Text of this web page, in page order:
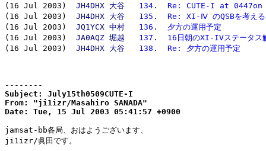
(16 Jul 2003) JH4DHX 大谷
134.  Re: CUTE-I at
(16 Jul 2003) JH4DHX 大谷
135.  Re: XI-Ⅳ のQSBを考える
(16 Jul 2003) JQ1YCX 中村
136.  夕方の運用予定
(16 Jul 2003) JA0AQZ 堀越
137.  16日朝のXI-IVステータス
(16 Jul 2003) JH4DHX 大谷 138.  Re: 夕方の運用予定
--------
Subject: July15th0509CUTE-I
From: "ji1izr/Masahiro SANADA"
Date: Tue, 15 Jul 2003 05:41:57 +0900
jamsat-bb各局、おはようございます、
ji1izr/眞田です。